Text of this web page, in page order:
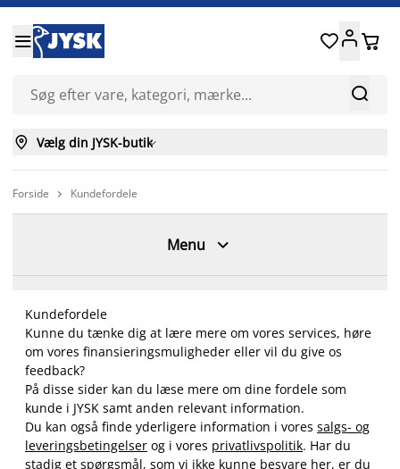


 
 Vælg din JYSK-butik
Forside  Kundefordele
Menu 
Kundefordele
Kunne du tænke dig at lære mere om vores services, høre
om vores finansieringsmuligheder eller vil du give os
feedback?
På disse sider kan du læse mere om dine fordele som
kunde i JYSK samt anden relevant information.
Du kan også finde yderligere information i vores salgs- og
leveringsbetingelser og i vores privatlivspolitik. Har du
stadig et spørgsmål, som vi ikke kunne besvare her, er du